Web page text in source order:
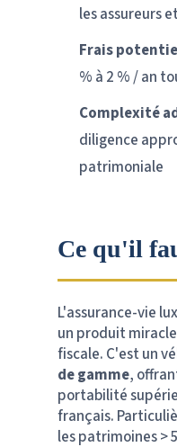
les assureurs
Frais
% à 2 % / an
Complexité
diligence
patrimoniale
Ce qu'il
L'assurance-vie
un produit
fiscale. C'est un
de gamme,
portabilité
français.
les patrimoines >